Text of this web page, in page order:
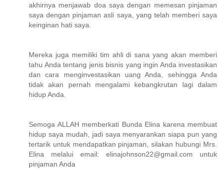
akhirnya menjawab doa saya dengan memesan pinjaman
saya dengan pinjaman asli saya, yang telah memberi saya
keinginan hati saya.
Mereka juga memiliki tim ahli di sana yang akan memberi
tahu Anda tentang jenis bisnis yang ingin Anda investasikan
dan cara menginvestasikan uang Anda, sehingga Anda
tidak akan pernah mengalami kebangkrutan lagi dalam
hidup Anda.
Semoga ALLAH memberkati Bunda Elina karena membuat
hidup saya mudah, jadi saya menyarankan siapa pun yang
tertarik untuk mendapatkan pinjaman, silakan hubungi Mrs.
Elina melalui email: elinajohnson22@gmail.com untuk
pinjaman Anda